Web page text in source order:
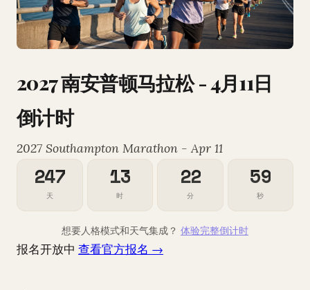
2027 南安普顿马拉松 - 4月11日
倒计时
2027 Southampton Marathon - Apr 11
247
天
13
时
22
分
58
秒
想要人格模式和天气集成？ 体验完整倒计时
报名开放中 查看官方报名 →